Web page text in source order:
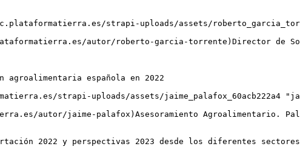
española en 2022
2022 y perspectivas 2023 desde los diferentes sectores